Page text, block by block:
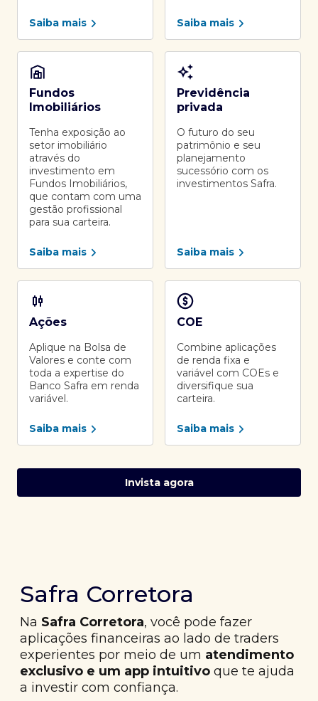
Saiba mais Saiba mais
Fundos
Imobiliários
Tenha exposição ao
setor imobiliário
através do
investimento em
Fundos Imobiliários,
que contam com uma
gestão profissional
para sua carteira.
Saiba mais
Previdência
privada
O futuro do seu
patrimônio e seu
planejamento
sucessório com os
investimentos Safra.
Saiba mais
Ações
Aplique na Bolsa de
Valores e conte com
toda a expertise do
Banco Safra em renda
variável.
Saiba mais
COE
Combine aplicações
de renda fixa e
variável com COEs e
diversifique sua
carteira.
Saiba mais
Invista agora
Safra Corretora
Na Safra Corretora, você pode fazer
aplicações financeiras ao lado de traders
experientes por meio de um atendimento
exclusivo e um app intuitivo que te ajuda
a investir com confiança.